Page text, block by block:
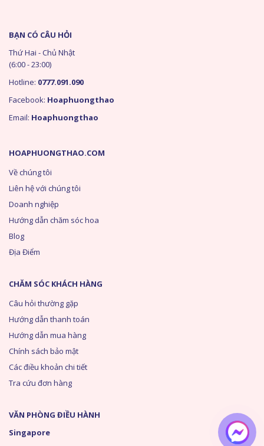
HOAPHUONGTHAO.COM
Về chúng tôi
Liên hệ với chúng tôi
Doanh nghiệp
Hướng dẫn chăm sóc hoa
Blog
Địa Điểm
CHĂM SÓC KHÁCH HÀNG
Câu hỏi thường gặp
Hướng dẫn thanh toán
Hướng dẫn mua hàng
Chính sách bảo mật
Các điều khoản chi tiết
Tra cứu đơn hàng
BẠN CÓ CÂU HỎI
Thứ Hai - Chủ Nhật
(6:00 - 23:00)
Hotline: 0777.091.090
Facebook: Hoaphuongthao
Email: Hoaphuongthao
VĂN PHÒNG ĐIỀU HÀNH
Singapore